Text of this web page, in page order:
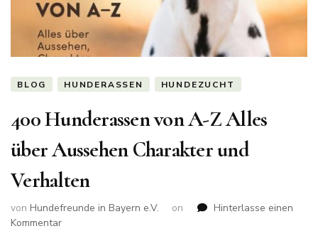
BLOG HUNDERASSEN HUNDEZUCHT
400 Hunderassen von A-Z Alles
über Aussehen Charakter und
Verhalten
von Hundefreunde in Bayern e.V. on
Hinterlasse einen
Kommentarzu